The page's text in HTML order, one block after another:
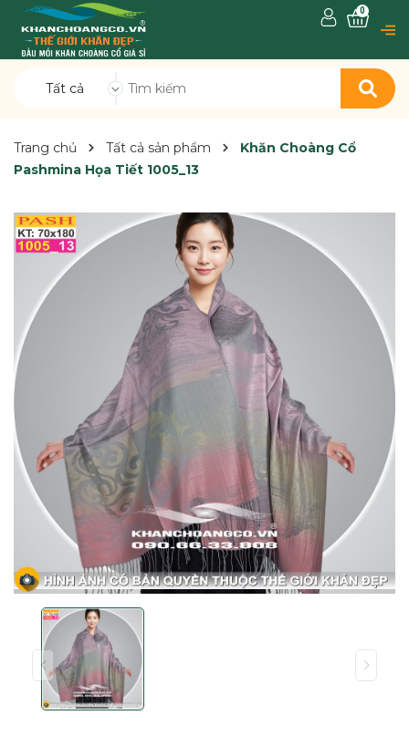
Tất cả
0
Trang chủ Tất cả sản phẩm
Khăn Choàng Cổ
Pashmina Họa Tiết 1005_13